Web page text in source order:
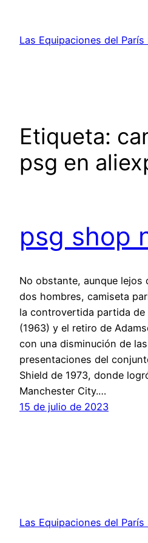
contenido
Las Equipaciones del
Etiqueta:
psg en
psg shop
No obstante, aunque lejos
dos hombres, camiseta
la controvertida partida
(1963) y el retiro de
con una disminución de
presentaciones del
Shield de 1973, donde
Manchester City.…
15 de julio de 2023
Las Equipaciones del